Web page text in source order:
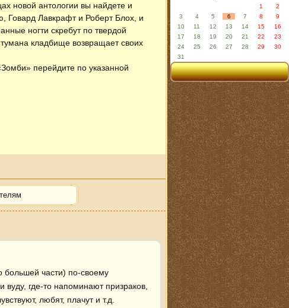
новой антологии вы найдете и
Говард Лавкрафт и Роберт Блох, и
ногти скребут по твердой
кладбище возвращает своих
перейдите по указанной
большей части) по-своему
где-то напоминают призраков,
любят, плачут и т.д.
1
2
3
4 5 6 7 8
9
10
11 12 13 14 15
16
17
18 19 20 21 22
23
24
25 26 27 28 29
30
31